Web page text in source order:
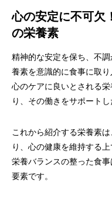
心の安定に不可欠
の栄養素
精神的な安定を保ち、不
養素を意識的に食事に取り
心のケアに良いとされる
り、その働きをサポート
これから紹介する栄養素
り、心の健康を維持する
栄養バランスの整った食
要素です。